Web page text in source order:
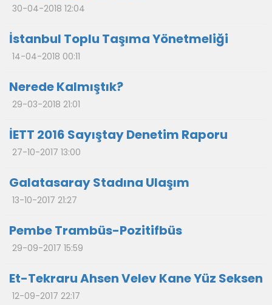
30-04-2018 12:04
İstanbul Toplu Taşıma Yönetmeliği
14-04-2018 00:11
Nerede Kalmıştık?
29-03-2018 21:01
İETT 2016 Sayıştay Denetim Raporu
27-10-2017 13:00
Galatasaray Stadına Ulaşım
13-10-2017 21:27
Pembe Trambüs-Pozitifbüs
29-09-2017 15:59
Et-Tekraru Ahsen Velev Kane Yüz Seksen
12-09-2017 22:17